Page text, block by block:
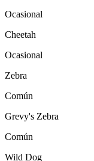
Ocasional
Cheetah
Ocasional
Zebra
Común
Grevy's Zebra
Común
Wild Dog